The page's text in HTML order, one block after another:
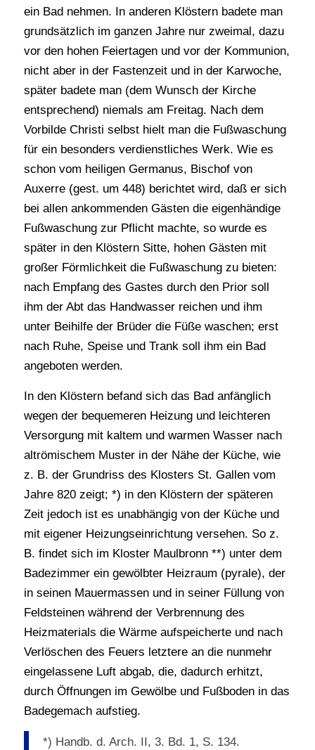
ein Bad nehmen. In anderen Klöstern badete man
grundsätzlich im ganzen Jahre nur zweimal, dazu
vor den hohen Feiertagen und vor der Kommunion,
nicht aber in der Fastenzeit und in der Karwoche,
später badete man (dem Wunsch der Kirche
entsprechend) niemals am Freitag. Nach dem
Vorbilde Christi selbst hielt man die Fußwaschung
für ein besonders verdienstliches Werk. Wie es
schon vom heiligen Germanus, Bischof von
Auxerre (gest. um 448) berichtet wird, daß er sich
bei allen ankommenden Gästen die eigenhändige
Fußwaschung zur Pflicht machte, so wurde es
später in den Klöstern Sitte, hohen Gästen mit
großer Förmlichkeit die Fußwaschung zu bieten:
nach Empfang des Gastes durch den Prior soll
ihm der Abt das Handwasser reichen und ihm
unter Beihilfe der Brüder die Füße waschen; erst
nach Ruhe, Speise und Trank soll ihm ein Bad
angeboten werden.
In den Klöstern befand sich das Bad anfänglich
wegen der bequemeren Heizung und leichteren
Versorgung mit kaltem und warmen Wasser nach
altrömischem Muster in der Nähe der Küche, wie
z. B. der Grundriss des Klosters St. Gallen vom
Jahre 820 zeigt; *) in den Klöstern der späteren
Zeit jedoch ist es unabhängig von der Küche und
mit eigener Heizungseinrichtung versehen. So z.
B. findet sich im Kloster Maulbronn **) unter dem
Badezimmer ein gewölbter Heizraum (pyrale), der
in seinen Mauermassen und in seiner Füllung von
Feldsteinen während der Verbrennung des
Heizmaterials die Wärme aufspeicherte und nach
Verlöschen des Feuers letztere an die nunmehr
eingelassene Luft abgab, die, dadurch erhitzt,
durch Öffnungen im Gewölbe und Fußboden in das
Badegemach aufstieg.
*) Handb. d. Arch. II, 3. Bd. 1, S. 134.